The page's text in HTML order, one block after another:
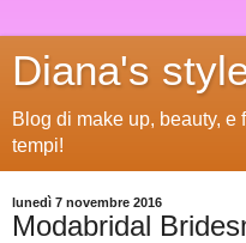
Diana's
Blog di make up, beauty,
tempi!
lunedì 7 novembre 2016
Modabridal